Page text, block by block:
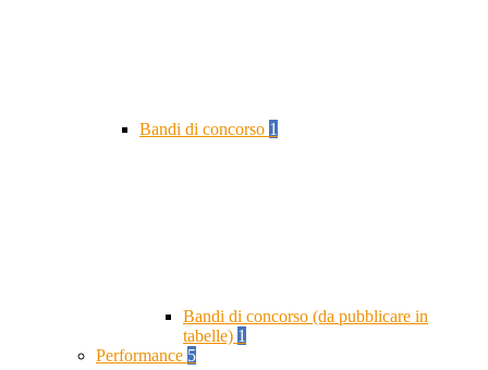
Bandi di concorso 1
Bandi di concorso (da pubblicare in
tabelle) 1
Performance 5